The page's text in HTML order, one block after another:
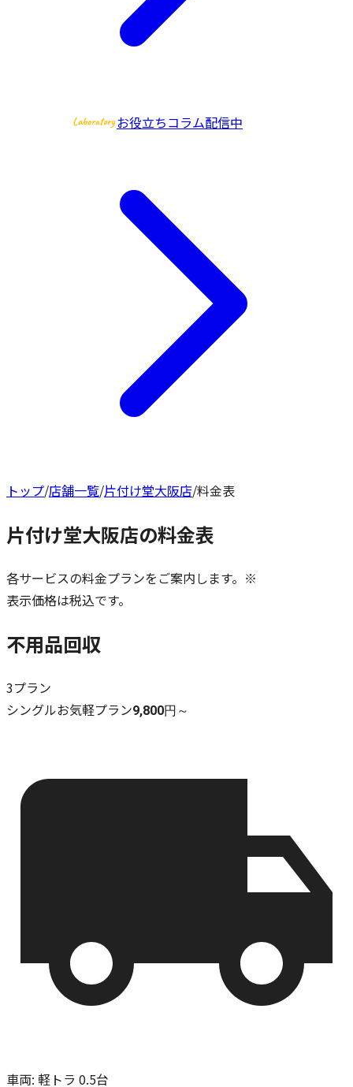
お役立ちコラム配信中
トップ/店舗一覧/片付け堂大阪店/料金表
片付け堂大阪店の料金表
各サービスの料金プランをご案内します。※
表示価格は税込です。
不用品回収
3プラン
シングルお気軽プラン9,800円～
車両: 軽トラ 0.5台